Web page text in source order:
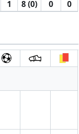
1 8 (0) 0 0